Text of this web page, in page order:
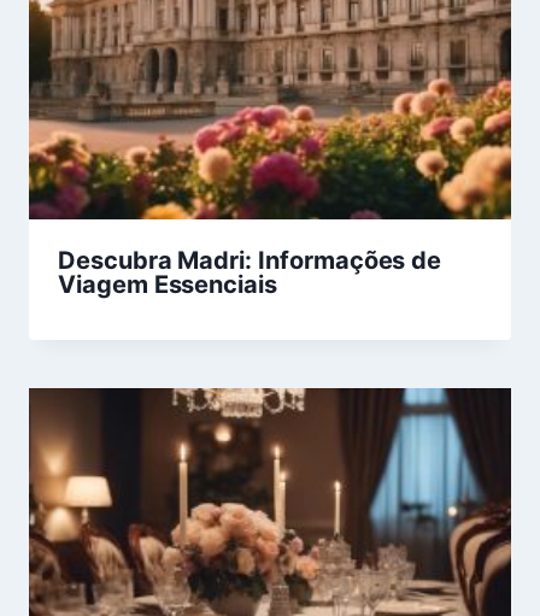
Descubra Madri: Informações de
Viagem Essenciais